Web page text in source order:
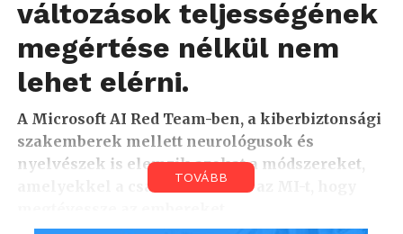
változások teljességének
megértése nélkül nem
lehet elérni.
A Microsoft AI Red Team-ben, a kiberbiztonsági
szakemberek mellett neurológusok és
nyelvészek is elemzik azokat a módszereket,
amelyekkel a csalók veszik rá az MI-t, hogy
TOVÁBB